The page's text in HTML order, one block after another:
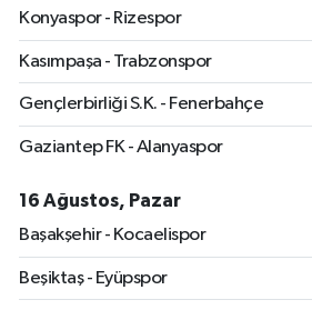
Konyaspor - Rizespor
Kasımpaşa - Trabzonspor
Gençlerbirliği S.K. - Fenerbahçe
Gaziantep FK - Alanyaspor
16 Ağustos, Pazar
Başakşehir - Kocaelispor
Beşiktaş - Eyüpspor